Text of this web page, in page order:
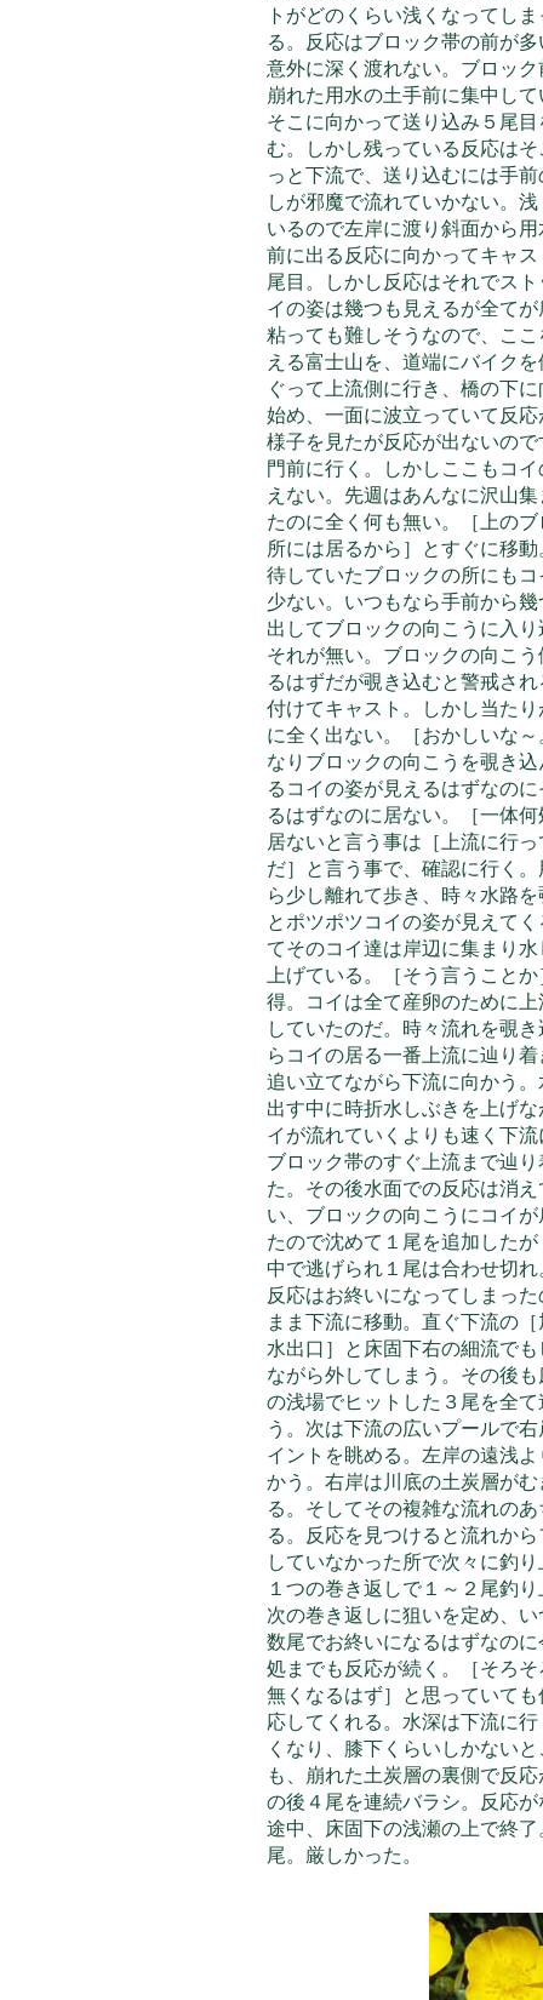
トがどのくらい浅くなってし
る。反応はブロック帯の前が
意外に深く渡れない。ブロッ
崩れた用水の土手前に集中し
そこに向かって送り込み５尾
む。しかし残っている反応はそ
っと下流で、送り込むには手
しが邪魔で流れていかない。
いるので左岸に渡り斜面から
前に出る反応に向かってキャス
尾目。しかし反応はそれでス
イの姿は幾つも見えるが全て
粘っても難しそうなので、こ
える富士山を、道端にバイク
ぐって上流側に行き、橋の下
始め、一面に波立っていて反
様子を見たが反応が出ないの
門前に行く。しかしここもコ
えない。先週はあんなに沢山
たのに全く何も無い。［上の
所には居るから］とすぐに移
待していたブロックの所にもコ
少ない。いつもなら手前から
出してブロックの向こうに入
それが無い。ブロックの向こ
るはずだが覗き込むと警戒さ
付けてキャスト。しかし当た
に全く出ない。［おかしいな
なりブロックの向こうを覗き
るコイの姿が見えるはずなの
るはずなのに居ない。［一体
居ないと言う事は［上流に行
だ］と言う事で、確認に行く。
ら少し離れて歩き、時々水路
とポツポツコイの姿が見えて
てそのコイ達は岸辺に集まり水
上げている。［そう言うこと
得。コイは全て産卵のために上
していたのだ。時々流れを覗
らコイの居る一番上流に辿り
追い立てながら下流に向かう
出す中に時折水しぶきを上げ
イが流れていくよりも速く下
ブロック帯のすぐ上流まで辿
た。その後水面での反応は消
い、ブロックの向こうにコイ
たので沈めて１尾を追加した
中で逃げられ１尾は合わせ切れ
反応はお終いになってしまっ
まま下流に移動。直ぐ下流の
水出口］と床固下右の細流で
ながら外してしまう。その後
の浅場でヒットした３尾を全
う。次は下流の広いプールで
イントを眺める。左岸の遠浅
かう。右岸は川底の土炭層が
る。そしてその複雑な流れの
る。反応を見つけると流れか
していなかった所で次々に釣
１つの巻き返しで１～２尾釣
次の巻き返しに狙いを定め、
数尾でお終いになるはずなのに
処までも反応が続く。［そろそ
無くなるはず］と思っていても
応してくれる。水深は下流に
くなり、膝下くらいしかない
も、崩れた土炭層の裏側で反
の後４尾を連続バラシ。反応
途中、床固下の浅瀬の上で終
尾。厳しかった。